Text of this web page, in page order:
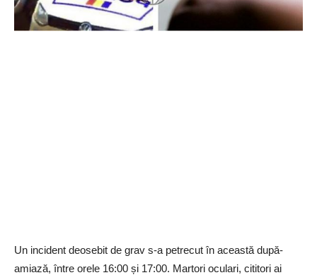
Un incident deosebit de grav s-a petrecut în această după-
amiază, între orele 16:00 și 17:00. Martori oculari, cititori ai